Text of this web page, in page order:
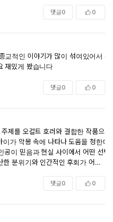
댓글0 0
적인 이야기가 많이 섞여있어서 무
재밌게 봤습니다
댓글0 0
제를 오컬트 호러와 결합한 작품으
가 악몽 속에 나타나 도움을 청한다
이 믿음과 현실 사이에서 어떤 선택
분위기와 인간적인 후회가 어우러
댓글0 0